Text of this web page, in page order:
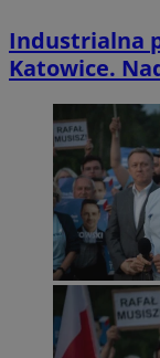
Industrialna
Katowice.